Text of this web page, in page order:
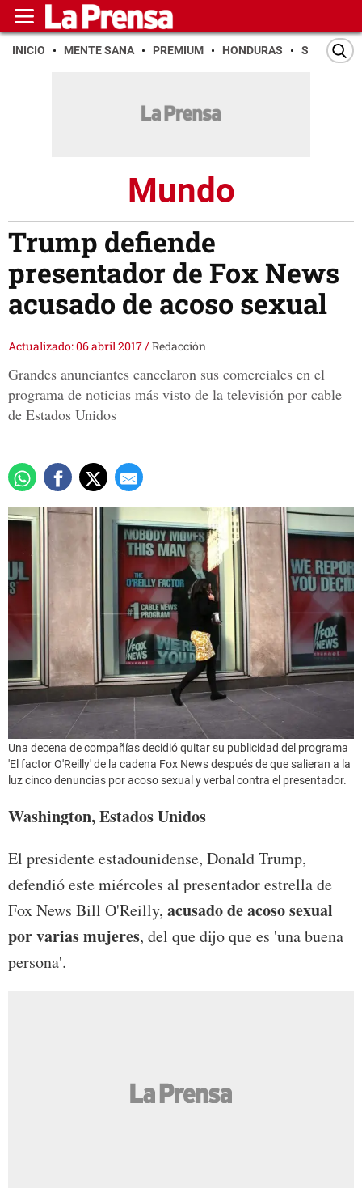
INICIO MENTE SANA PREMIUM HONDURAS SAN PEDRO
Mundo
Trump defiende
presentador de Fox News
acusado de acoso sexual
Actualizado: 06 abril 2017/Redacción
Grandes anunciantes cancelaron sus comerciales en el
programa de noticias más visto de la televisión por cable
de Estados Unidos
Una decena de compañías decidió quitar su publicidad del programa
'El factor O'Reilly' de la cadena Fox News después de que salieran a la
luz cinco denuncias por acoso sexual y verbal contra el presentador.
Washington, Estados Unidos
El presidente estadounidense, Donald Trump,
defendió este miércoles al presentador estrella de
Fox News Bill O'Reilly, acusado de acoso sexual
por varias mujeres, del que dijo que es 'una buena
persona'.